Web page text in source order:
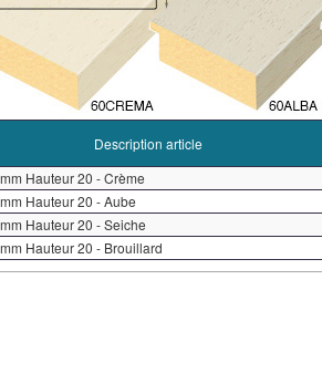
Description article
Hauteur 20 - Crème
Hauteur 20 - Aube
Hauteur 20 - Seiche
Hauteur 20 - Brouillard